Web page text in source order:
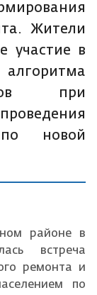
Жители
участие в
при
по новой
районе в
встреча
ремонта и
по